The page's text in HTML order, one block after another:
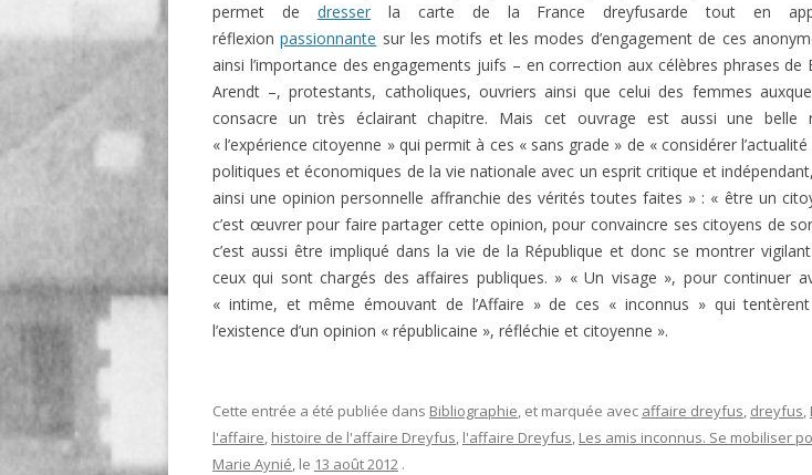
permet de dresserla carte de la France dreyfusarde tout en
réflexionpassionnante sur les motifs et les modes d’engagement de ces
ainsi l’importance des engagements juifs – en correction aux célèbres phrases de
Arendt –, protestants, catholiques, ouvriers ainsi que celui des femmes
consacre un très éclairant chapitre. Mais cet ouvrage est aussi une belle
« l’expérience citoyenne » qui permit à ces « sans grade » de « considérer
politiques et économiques de la vie nationale avec un esprit critique et
ainsi une opinion personnelle affranchie des vérités toutes faites » : « être un
c’est œuvrer pour faire partager cette opinion, pour convaincre ses citoyens de
c’est aussi être impliqué dans la vie de la République et donc se montrer vigilant
ceux qui sont chargés des affaires publiques. » « Un visage », pour continuer
« intime, et même émouvant de l’Affaire » de ces « inconnus » qui tentèrent
l’existence d’un opinion « républicaine », réfléchie et citoyenne ».
Cette entrée a été publiée dans Bibliographie, et marquée avec affaire dreyfus, dreyfus,
l'affaire, histoire de l'affaire Dreyfus, l'affaire Dreyfus, Les amis inconnus. Se mobiliser
Marie Aynié, le 13 août 2012 .